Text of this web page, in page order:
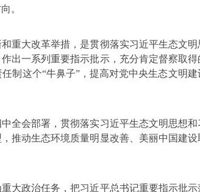
。
重大改革举措，是贯彻落实习近平生态文
出一系列重要指示批示，充分肯定督察取得
制这个“牛鼻子”，提高对党中央生态文明建
全会部署，贯彻落实习近平生态文明思想
推动生态环境质量明显改善、美丽中国建设
大政治任务，把习近平总书记重要指示批示